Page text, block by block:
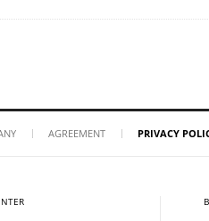
AGREEMENT PRIVACY